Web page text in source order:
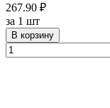
267.90 ₽
за 1 шт
В корзину